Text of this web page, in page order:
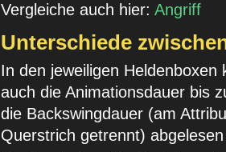
Vergleiche auch hier:Angriff
Unterschiede
In den jeweiligen
auch die Animationsdauer bis
die Backswingdauer (am
Querstrich getrennt)